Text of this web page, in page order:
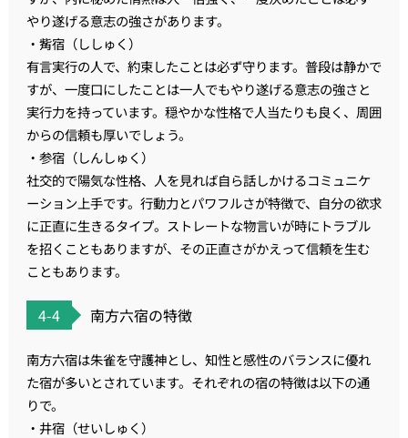
やり遂げる意志の強さがあります。
・觜宿（ししゅく）
有言実行の人で、約束したことは必ず守ります。普段は静かで
すが、一度口にしたことは一人でもやり遂げる意志の強さと
実行力を持っています。穏やかな性格で人当たりも良く、周囲
からの信頼も厚いでしょう。
・参宿（しんしゅく）
社交的で陽気な性格、人を見れば自ら話しかけるコミュニケ
ーション上手です。行動力とパワフルさが特徴で、自分の欲求
に正直に生きるタイプ。ストレートな物言いが時にトラブル
を招くこともありますが、その正直さがかえって信頼を生む
こともあります。
4-4 南方六宿の特徴
南方六宿は朱雀を守護神とし、知性と感性のバランスに優れ
た宿が多いとされています。それぞれの宿の特徴は以下の通
りで。
・井宿（せいしゅく）